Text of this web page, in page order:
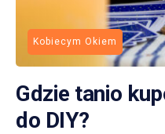
Kobiecym Okiem
Gdzie tanio
do DIY?